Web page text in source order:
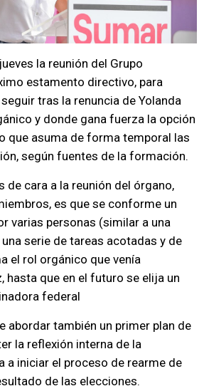
la reunión del Grupo
estamento directivo, para
tras la renuncia de Yolanda
y donde gana fuerza la opción
que asuma de forma temporal las
según fuentes de la formación.
de cara a la reunión del órgano,
es que se conforme un
varias personas (similar a una
serie de tareas acotadas y de
el rol orgánico que venía
hasta que en el futuro se elija un
federal
abordar también un primer plan de
la reflexión interna de la
a iniciar el proceso de rearme de
de las elecciones.